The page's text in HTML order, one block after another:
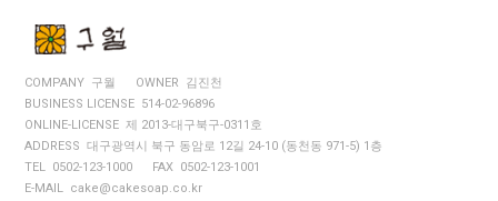
COMPANY 구월
OWNER 김진천
BUSINESS LICENSE 514-02-96896
ONLINE-LICENSE 제 2013-대구북구-0311호
ADDRESS 대구광역시 북구 동암로 12길 24-10 (동천동 971-5) 1층
TEL 0502-123-1000
FAX 0502-123-1001
E-MAIL cake@cakesoap.co.kr